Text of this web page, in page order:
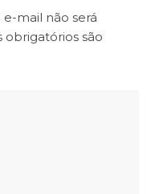
mail não será
obrigatórios são